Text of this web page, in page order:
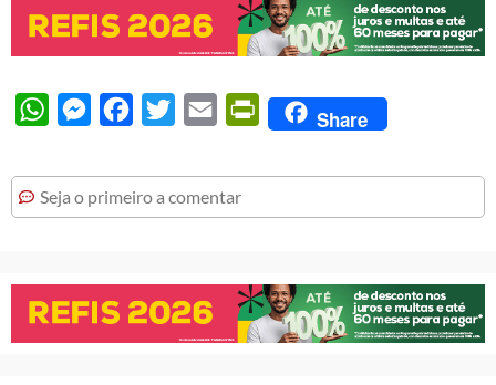
WhatsAppMessengerFacebook
Twitter Email PrintFriendly
Share
Seja o primeiro a comentar